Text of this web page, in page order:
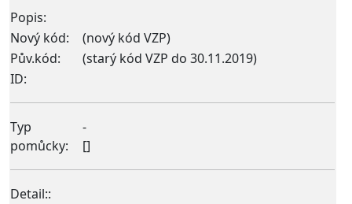
Popis:
Nový kód:
(nový kód VZP)
Pův.kód:
(starý kód VZP do 30.11.2019)
ID:
Typ
pomůcky:
-
[]
Detail::